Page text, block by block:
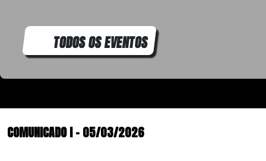
TODOS OS EVENTOS
COMUNICADO I – 05/03/2026